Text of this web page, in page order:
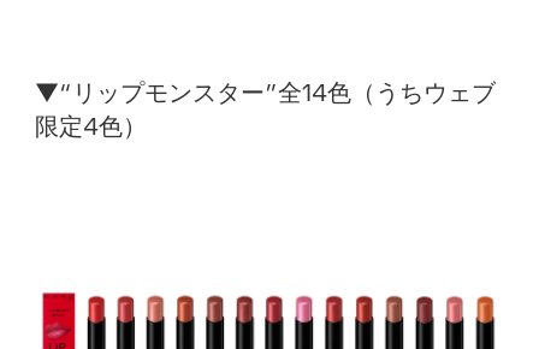
▼“リップモンスター”全14色（うちウェブ
限定4色）